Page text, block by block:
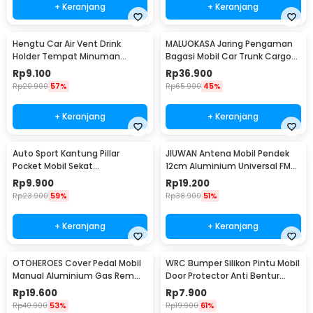
+ Keranjang + Keranjang
Hengtu Car Air Vent Drink
Holder Tempat Minuman
Kaleng Mobil - KMS-53
Rp9.100
Rp20.900 57%
+ Keranjang
MALUOKASA Jaring Pengaman
Bagasi Mobil Car Trunk Cargo
Net 120x40cm - QM4051
Rp36.900
Rp65.900 45%
+ Keranjang
Auto Sport Kantung Pillar
Pocket Mobil Sekat
Penyimpanan Barang - KMS-
933
Rp9.900
Rp23.900 59%
+ Keranjang
JIUWAN Antena Mobil Pendek
12cm Aluminium Universal FM
AM Ulir M5 M6 - W2C
Rp19.200
Rp38.900 51%
+ Keranjang
OTOHEROES Cover Pedal Mobil
Manual Aluminium Gas Rem
Kopling Universal - XB-373
Rp19.600
Rp40.900 53%
WRC Bumper Silikon Pintu Mobil
Door Protector Anti Bentur
Gores 4 PCS - HT-0010
Rp7.900
Rp19.900 61%